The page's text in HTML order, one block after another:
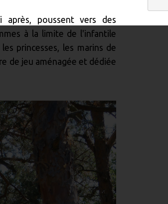
après, poussent vers des
à la limite de l'infantile
princesses, les marins de
de jeu aménagée et dédiée